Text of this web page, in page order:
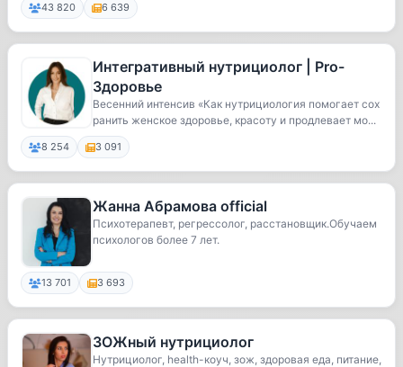
43 820 6 639
Интегративный нутрициолог | Pro-
Здоровье
Весенний интенсив «Как нутрициология помогает сох
ранить женское здоровье, красоту и продлевает мо...
8 254 3 091
Жанна Абрамова official
Психотерапевт, регрессолог, расстановщик.Обучаем
психологов более 7 лет.
13 701 3 693
ЗОЖный нутрициолог
Нутрициолог, health-коуч, зож, здоровая еда, питание,